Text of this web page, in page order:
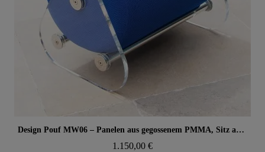
Aperçu rapide Design Pouf MW06 – Panelen aus gegossenem PMMA, Sitz aus Alveolarschaum
1.150,00 €